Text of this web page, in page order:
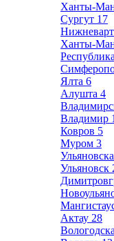
Ханты-
Сургут 17
Ханты-
Ялта 6
Алушта 4
Владимир
Ковров 5
Муром 3
Ульяновск
Актау 28